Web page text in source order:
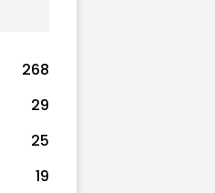
268
29
25
19